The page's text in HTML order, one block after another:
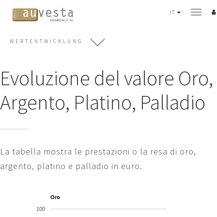
IT
3 varianti
Servizi
METALLI PREZIOSI
Monete
WERTENTWICKLUNG
Evoluzione del valore Oro,
Argento, Platino, Palladio
La tabella mostra le prestazioni o la resa di oro,
argento, platino e palladio in euro.
Oro
100